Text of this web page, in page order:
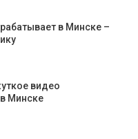
в Минске –
видео
Минске